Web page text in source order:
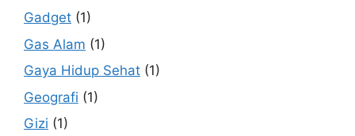
Gadget (1)
Gas Alam (1)
Gaya Hidup Sehat (1)
Geografi (1)
Gizi (1)